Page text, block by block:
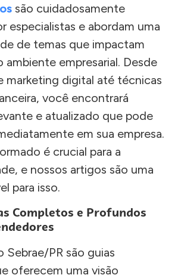
são cuidadosamente
especialistas e abordam uma
de temas que impactam
empresarial. Desde
marketing digital até técnicas
você encontrará
e atualizado que pode
em sua empresa.
é crucial para a
e nossos artigos são uma
para isso.
Completos e Profundos
Sebrae/PR são guias
oferecem uma visão